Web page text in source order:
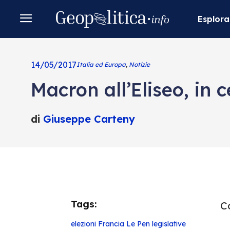
Esplora
14/05/2017Italia ed Europa, Notizie
Macron all’Eliseo, in
di Giuseppe Carteny
Tags:
elezioni Francia Le Pen legislative